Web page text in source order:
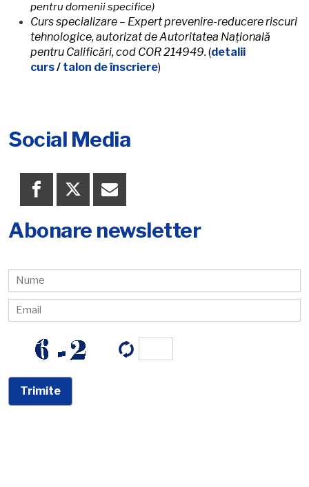
pentru domenii specifice)
Curs specializare – Expert prevenire-reducere riscuri
tehnologice, autorizat de Autoritatea Națională
pentru Calificări, cod COR 214949. (detalii
curs/ talon de înscriere)
Social Media
Abonare newsletter